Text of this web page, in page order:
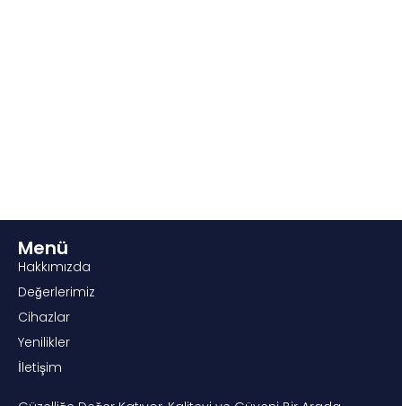
Menü
Hakkımızda
Değerlerimiz
Cihazlar
Yenilikler
İletişim